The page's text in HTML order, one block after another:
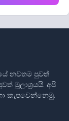
නවතම පුවත්
මූලාශ්‍රයයි. අපි
කැපවෙන්නෙමු.